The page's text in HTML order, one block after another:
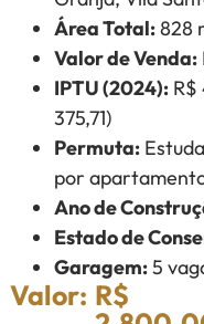
Área Total:828
Valor de Venda:
IPTU (2024): R$
375,71)
Permuta:
por
Ano de
Estado de
Garagem:5
Valor: R$